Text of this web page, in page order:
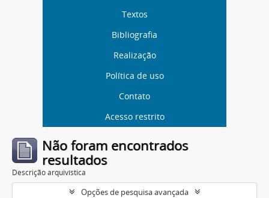
Textos
Bibliografia
Realização
Política de uso
Contato
Acesso restrito
Não foram encontrados
resultados
Descrição arquivística
Opções de pesquisa avançada